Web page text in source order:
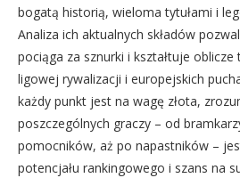
bogatą historią, wieloma tytułami i
Analiza ich aktualnych składów
pociąga za sznurki i kształtuje
ligowej rywalizacji i europejskich
każdy punkt jest na wagę złota,
poszczególnych graczy – od
pomocników, aż po napastników –
potencjału rankingowego i szans na